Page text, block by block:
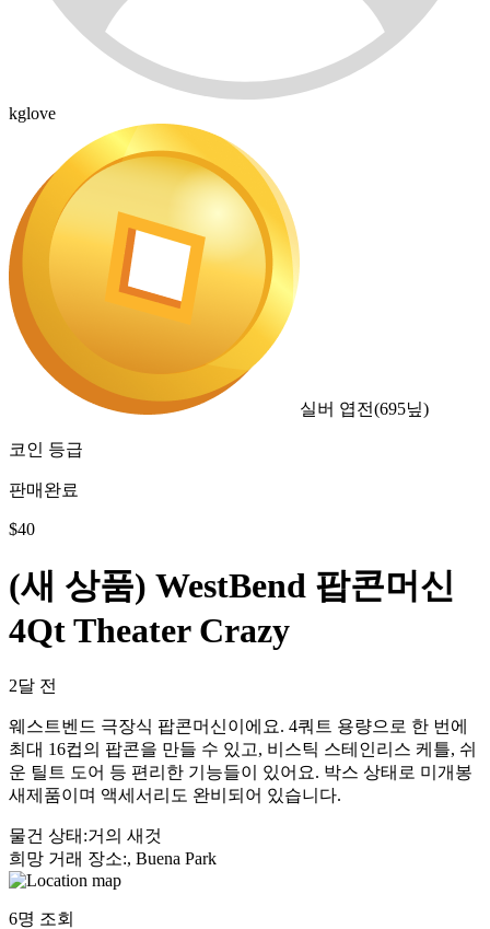
kglove
실버 엽전(695닢)
코인 등급
판매완료
$40
(새 상품) WestBend 팝콘머신
4Qt Theater Crazy
2달 전
웨스트벤드 극장식 팝콘머신이에요. 4쿼트 용량으로 한 번에
최대 16컵의 팝콘을 만들 수 있고, 비스틱 스테인리스 케틀, 쉬
운 틸트 도어 등 편리한 기능들이 있어요. 박스 상태로 미개봉
새제품이며 액세서리도 완비되어 있습니다.
물건 상태 :거의 새것
희망 거래 장소:, Buena Park
6명 조회